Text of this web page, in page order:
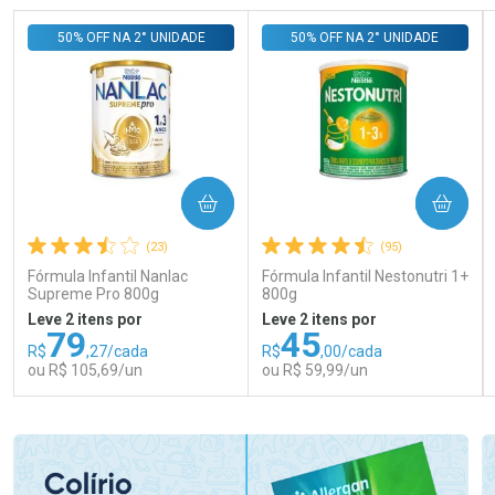
(23)
Fórmula Infantil Nanlac
Supreme Pro 800g
50% OFF NA 2° UNIDADE
Leve 2 itens por
R$79,27/cada
ou R$ 105,69/un
COMPRAR
(95)
Fórmula Infantil Nestonutri 1+
800g
50% OFF NA 2° UNIDADE
Leve 2 itens por
R$45,00/cada
ou R$ 59,99/un
COMPRAR
Laboratório
Por Menos